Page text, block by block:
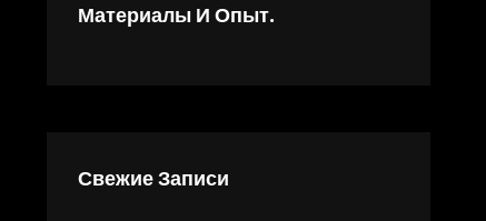
Материалы И Опыт.
Свежие Записи